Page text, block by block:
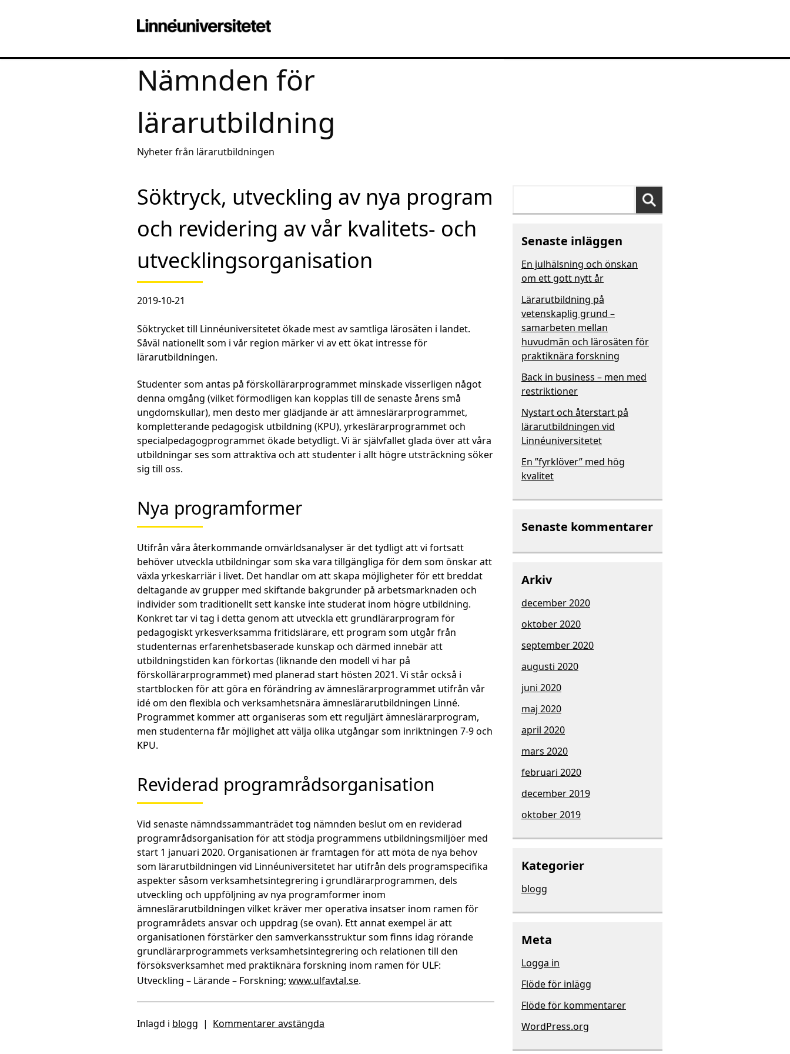
Nämnden för
lärarutbildning
Nyheter från lärarutbildningen
Söktryck, utveckling av nya program
och revidering av vår kvalitets- och
utvecklingsorganisation
2019-10-21
Söktrycket till Linnéuniversitetet ökade mest av samtliga lärosäten i landet.
Såväl nationellt som i vår region märker vi av ett ökat intresse för
lärarutbildningen.
Studenter som antas på förskollärarprogrammet minskade visserligen något
denna omgång (vilket förmodligen kan kopplas till de senaste årens små
ungdomskullar), men desto mer glädjande är att ämneslärarprogrammet,
kompletterande pedagogisk utbildning (KPU), yrkeslärarprogrammet och
specialpedagogprogrammet ökade betydligt. Vi är självfallet glada över att våra
utbildningar ses som attraktiva och att studenter i allt högre utsträckning söker
sig till oss.
Nya programformer
Utifrån våra återkommande omvärldsanalyser är det tydligt att vi fortsatt
behöver utveckla utbildningar som ska vara tillgängliga för dem som önskar att
växla yrkeskarriär i livet. Det handlar om att skapa möjligheter för ett breddat
deltagande av grupper med skiftande bakgrunder på arbetsmarknaden och
individer som traditionellt sett kanske inte studerat inom högre utbildning.
Konkret tar vi tag i detta genom att utveckla ett grundlärarprogram för
pedagogiskt yrkesverksamma fritidslärare, ett program som utgår från
studenternas erfarenhetsbaserade kunskap och därmed innebär att
utbildningstiden kan förkortas (liknande den modell vi har på
förskollärarprogrammet) med planerad start hösten 2021. Vi står också i
startblocken för att göra en förändring av ämneslärarprogrammet utifrån vår
idé om den flexibla och verksamhetsnära ämneslärarutbildningen Linné.
Programmet kommer att organiseras som ett reguljärt ämneslärarprogram,
men studenterna får möjlighet att välja olika utgångar som inriktningen 7-9 och
KPU.
Reviderad programrådsorganisation
Vid senaste nämndssammanträdet tog nämnden beslut om en reviderad
programrådsorganisation för att stödja programmens utbildningsmiljöer med
start 1 januari 2020. Organisationen är framtagen för att möta de nya behov
som lärarutbildningen vid Linnéuniversitetet har utifrån dels programspecifika
aspekter såsom verksamhetsintegrering i grundlärarprogrammen, dels
utveckling och uppföljning av nya programformer inom
ämneslärarutbildningen vilket kräver mer operativa insatser inom ramen för
programrådets ansvar och uppdrag (se ovan). Ett annat exempel är att
organisationen förstärker den samverkansstruktur som finns idag rörande
grundlärarprogrammets verksamhetsintegrering och relationen till den
försöksverksamhet med praktiknära forskning inom ramen för ULF:
Utveckling – Lärande – Forskning; www.ulfavtal.se.
Inlagd i blogg | Kommentarer avstängda
Senaste inläggen
En julhälsning och önskan
om ett gott nytt år
Lärarutbildning på
vetenskaplig grund –
samarbeten mellan
huvudmän och lärosäten för
praktiknära forskning
Back in business – men med
restriktioner
Nystart och återstart på
lärarutbildningen vid
Linnéuniversitetet
En ”fyrklöver” med hög
kvalitet
Senaste kommentarer
Arkiv
december 2020
oktober 2020
september 2020
augusti 2020
juni 2020
maj 2020
april 2020
mars 2020
februari 2020
december 2019
oktober 2019
Kategorier
blogg
Meta
Logga in
Flöde för inlägg
Flöde för kommentarer
WordPress.org